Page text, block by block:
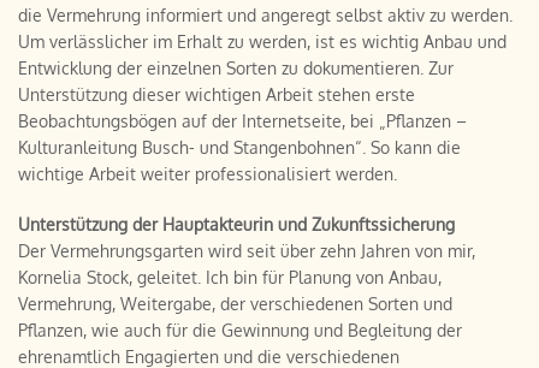
die Vermehrung informiert und angeregt selbst aktiv zu werden.
Um verlässlicher im Erhalt zu werden, ist es wichtig Anbau und
Entwicklung der einzelnen Sorten zu dokumentieren. Zur
Unterstützung dieser wichtigen Arbeit stehen erste
Beobachtungsbögen auf der Internetseite, bei „Pflanzen –
Kulturanleitung Busch- und Stangenbohnen“. So kann die
wichtige Arbeit weiter professionalisiert werden.
Unterstützung der Hauptakteurin und Zukunftssicherung
Der Vermehrungsgarten wird seit über zehn Jahren von mir,
Kornelia Stock, geleitet. Ich bin für Planung von Anbau,
Vermehrung, Weitergabe, der verschiedenen Sorten und
Pflanzen, wie auch für die Gewinnung und Begleitung der
ehrenamtlich Engagierten und die verschiedenen